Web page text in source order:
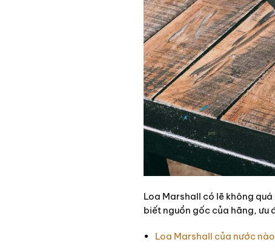
Loa Marshall có lẽ không
biết nguồn gốc của hãng, ưu
Loa Marshall của nước